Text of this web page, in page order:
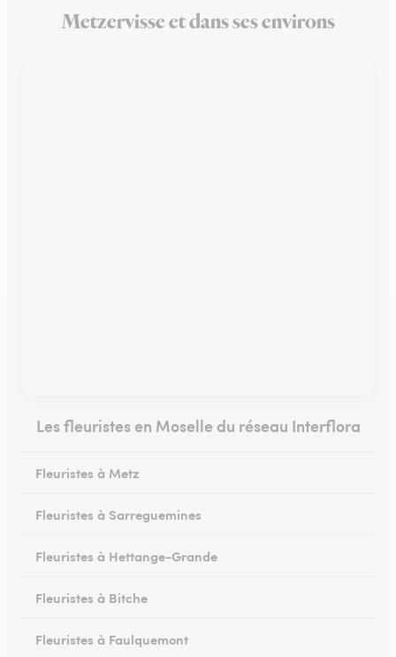
Metzervisse et dans ses environs
Les fleuristes en Moselle du réseau Interflora
Fleuristes à Metz
Fleuristes à Sarreguemines
Fleuristes à Hettange-Grande
Fleuristes à Bitche
Fleuristes à Faulquemont